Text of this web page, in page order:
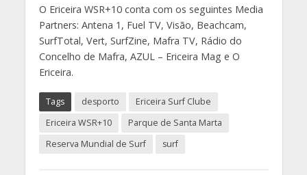
O Ericeira WSR+10 conta com os seguintes Media
Partners: Antena 1, Fuel TV, Visão, Beachcam,
SurfTotal, Vert, SurfZine, Mafra TV, Rádio do
Concelho de Mafra, AZUL – Ericeira Mag e O
Ericeira.
Tags desporto
Ericeira Surf Clube
Ericeira WSR+10
Parque de Santa Marta
Reserva Mundial de Surf
surf